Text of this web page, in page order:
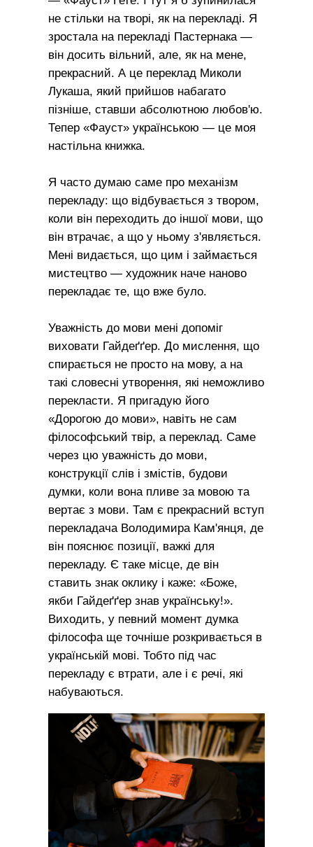
не стільки на творі, як на перекладі. Я
зростала на перекладі Пастернака —
він досить вільний, але, як на мене,
прекрасний. А це переклад Миколи
Лукаша, який прийшов набагато
пізніше, ставши абсолютною любов'ю.
Тепер «Фауст» українською — це моя
настільна книжка.
Я часто думаю саме про механізм
перекладу: що відбувається з твором,
коли він переходить до іншої мови, що
він втрачає, а що у ньому з'являється.
Мені видається, що цим і займається
мистецтво — художник наче наново
перекладає те, що вже було.
Уважність до мови мені допоміг
виховати Гайдеґґер. До мислення, що
спирається не просто на мову, а на
такі словесні утворення, які неможливо
перекласти. Я пригадую його
«Дорогою до мови», навіть не сам
філософський твір, а переклад. Саме
через цю уважність до мови,
конструкції слів і змістів, будови
думки, коли вона пливе за мовою та
вертає з мови. Там є прекрасний вступ
перекладача Володимира Кам'янця, де
він пояснює позиції, важкі для
перекладу. Є таке місце, де він
ставить знак оклику і каже: «Боже,
якби Гайдеґґер знав українську!».
Виходить, у певний момент думка
філософа ще точніше розкривається в
українській мові. Тобто під час
перекладу є втрати, але і є речі, які
набуваються.